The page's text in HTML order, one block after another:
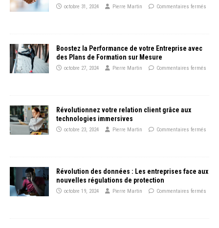
octobre 31, 2024 Pierre Martin Commentaires fermés
Boostez la Performance de votre Entreprise avec
des Plans de Formation sur Mesure
octobre 27, 2024 Pierre Martin Commentaires fermés
Révolutionnez votre relation client grâce aux
technologies immersives
octobre 23, 2024 Pierre Martin Commentaires fermés
Révolution des données : Les entreprises face aux
nouvelles régulations de protection
octobre 19, 2024 Pierre Martin Commentaires fermés